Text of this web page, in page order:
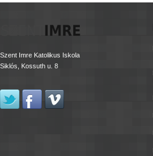
Szent Imre Katolikus Iskola
Siklós, Kossuth u. 8